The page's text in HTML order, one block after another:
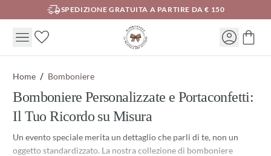
SPEDIZIONE GRATUITA A PARTIRE DA € 150
Home Bomboniere
Bomboniere Personalizzate e Portaconfetti:
Il Tuo Ricordo su Misura
Un evento speciale merita un dettaglio che parli di te, non un
oggetto standardizzato. La nostra collezione di bomboniere